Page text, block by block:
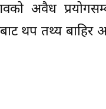
अवैध
थप तथ्य